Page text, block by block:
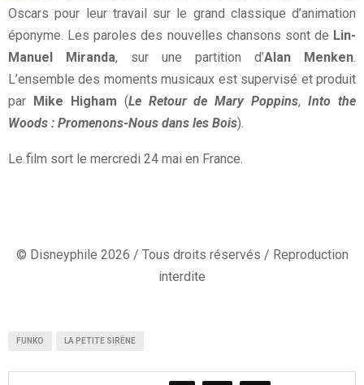
Oscars pour leur travail sur le grand classique d’animation
éponyme. Les paroles des nouvelles chansons sont de Lin-
Manuel Miranda, sur une partition d’Alan Menken
L’ensemble des moments musicaux est supervisé et produit
par Mike Higham (Le Retour de Mary Poppins,Into the
Woods : Promenons-Nous dans les Bois).
Le film sort le mercredi 24 mai en France.
© Disneyphile 2026 / Tous droits réservés / Reproduction
interdite
FUNKO LA PETITE SIRÈNE